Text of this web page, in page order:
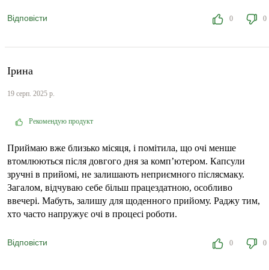
Відповісти 0 0
Ірина
19 серп. 2025 р.
Рекомендую продукт
Приймаю вже близько місяця, і помітила, що очі менше
втомлюються після довгого дня за комп’ютером. Капсули
зручні в прийомі, не залишають неприємного післясмаку.
Загалом, відчуваю себе більш працездатною, особливо
ввечері. Мабуть, залишу для щоденного прийому. Раджу тим,
хто часто напружує очі в процесі роботи.
Відповісти 0 0